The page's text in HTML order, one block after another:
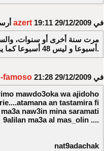
azert
في 29/12/2009 19:11
أسبوعا و ليس 48 أسبوعا كما يبدو لك يا أخي بوثطاوين.للتصحيح فقط. أستسمح.
famoso
في 29/12/2009 21:28
mawdo3oka wa ajidoho
an tastamira fi
naw3in mina saramati
9alilan ma3a al mas_olin ....
nat9adachak